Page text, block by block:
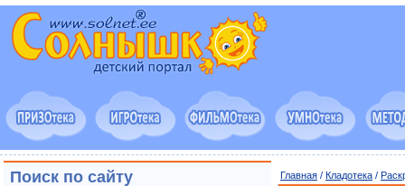
Главная / Кладотека /
Поиск по сайту